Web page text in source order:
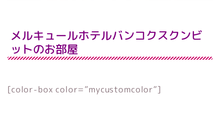
メルキュールホテルバンコクスクンビ
ットのお部屋
[color-box color=”mycustomcolor”]